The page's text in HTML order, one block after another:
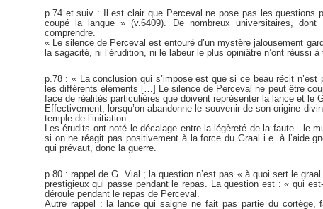
p.74 et suiv : Il est clair que Perceval ne pose pas les questions
coupé la langue » (v.6409). De nombreux universitaires,
comprendre.
« Le silence de Perceval est entouré d’un mystère jalousement
la sagacité, ni l’érudition, ni le labeur le plus opiniâtre n’ont réussi
p.78 : « La conclusion qui s’impose est que si ce beau récit n’est
les différents éléments […] Le silence de Perceval ne peut être
face de réalités particulières que doivent représenter la lance et le
Effectivement, lorsqu’on abandonne le souvenir de son origine
temple de l’initiation.
Les érudits ont noté le décalage entre la légèreté de la faute - le
si on ne réagit pas positivement à la force du Graal i.e. à l’aide
qui prévaut, donc la guerre.
p.80 : rappel de G. Vial ; la question n’est pas « à quoi sert le
prestigieux qui passe pendant le repas. La question est : « qui
déroule pendant le repas de Perceval.
Autre rappel : la lance qui saigne ne fait pas partie du